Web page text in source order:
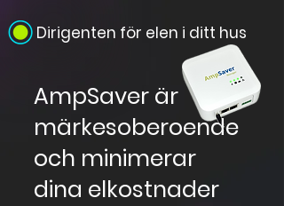
Dirigenten för elen i ditt hus
AmpSaver är
märkesoberoende
och minimerar
dina elkostnader